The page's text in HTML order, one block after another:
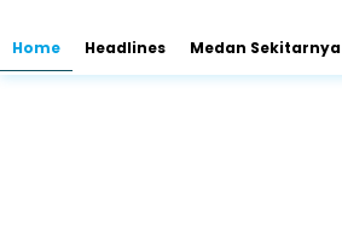
Home Headlines Medan Sekitarnya